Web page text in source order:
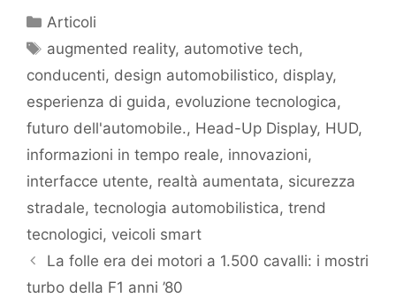
Articoli
augmented reality, automotive tech,
conducenti, design automobilistico, display,
esperienza di guida, evoluzione tecnologica,
futuro dell'automobile., Head-Up Display, HUD,
informazioni in tempo reale, innovazioni,
interfacce utente, realtà aumentata, sicurezza
stradale, tecnologia automobilistica, trend
tecnologici, veicoli smart
La folle era dei motori a 1.500 cavalli: i mostri
turbo della F1 anni ’80